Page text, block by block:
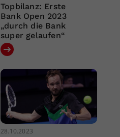
Topbilanz: Erste
Bank Open 2023
„durch die Bank
super gelaufen“
28.10.2023